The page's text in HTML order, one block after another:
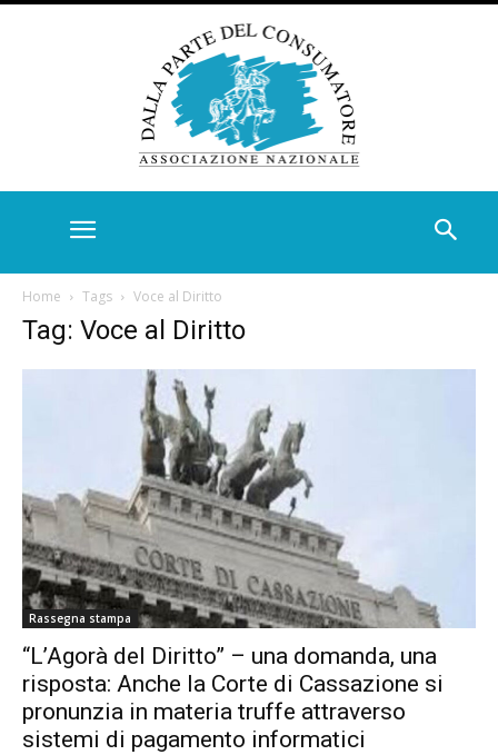
Home Tags Voce al Diritto
Tag: Voce al Diritto
Rassegna stampa
“L’Agorà del Diritto” – una domanda, una
risposta: Anche la Corte di Cassazione si
pronunzia in materia truffe attraverso
sistemi di pagamento informatici